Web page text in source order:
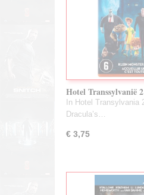
Hotel Transsylvanië
In Hotel Transylvania
Dracula’s…
€ 3,75